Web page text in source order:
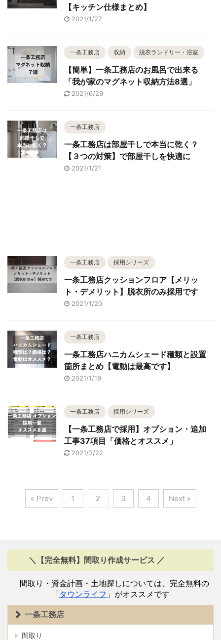
【キッチン仕様まとめ】
2021/1/27
一条工務店 収納 脱衣ランドリー・浴室
【簡単】一条工務店のお風呂で出来る
「我が家のマグネット収納方法8選」
2021/6/29
一条工務店
一条工務店は部屋干しで本当に乾く？
【３つの対策】で部屋干しを快適に
2021/1/21
一条工務店 採用シリーズ
一条工務店クッションフロア【メリッ
ト・デメリット】脱衣所のみ採用です
2021/1/20
一条工務店
一条工務店ハニカムシェード種類と設置
箇所まとめ【電動は最高です】
2021/1/19
一条工務店 採用シリーズ
【一条工務店で採用】オプション・追加
工事37項目「価格とオススメ」
2021/3/22
« Prev 1 2 3 4 Next »
＼【完全無料】間取り作成サービス ／
間取り・資金計画・土地探しについては、完全無料の
「タウンライフ 」がオススメです
一条工務店
間取り